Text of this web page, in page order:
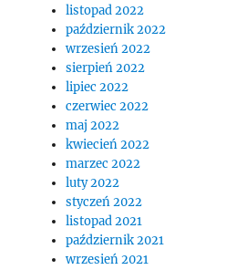
listopad 2022
październik 2022
wrzesień 2022
sierpień 2022
lipiec 2022
czerwiec 2022
maj 2022
kwiecień 2022
marzec 2022
luty 2022
styczeń 2022
listopad 2021
październik 2021
wrzesień 2021